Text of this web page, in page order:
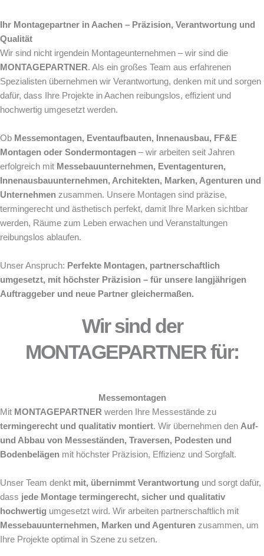
Ihr Montagepartner in Aachen – Präzision, Verantwortung und
Qualität
Wir sind nicht irgendein Montageunternehmen – wir sind die
MONTAGEPARTNER. Als ein großes Team aus erfahrenen
Spezialisten übernehmen wir Verantwortung, denken mit und sorgen
dafür, dass Ihre Projekte in Aachen reibungslos, effizient und
hochwertig umgesetzt werden.
Ob Messemontagen, Eventaufbauten, Innenausbau, FF&E
Montagen oder Sondermontagen – wir arbeiten seit Jahren
erfolgreich mit Messebauunternehmen, Eventagenturen,
Innenausbauunternehmen, Architekten, Marken, Agenturen und
Unternehmen zusammen. Unsere Montagen sind präzise,
termingerecht und ästhetisch perfekt, damit Ihre Marken sichtbar
werden, Räume zum Leben erwachen und Veranstaltungen
reibungslos ablaufen.
Unser Anspruch: Perfekte Montagen, partnerschaftlich
umgesetzt, mit höchster Präzision – für unsere langjährigen
Auftraggeber und neue Partner gleichermaßen.
Wir sind der
MONTAGEPARTNER für:
Messemontagen
Mit MONTAGEPARTNER werden Ihre Messestände zu
termingerecht und qualitativ montiert. Wir übernehmen den Auf-
und Abbau von Messeständen, Traversen, Podesten und
Bodenbelägen mit höchster Präzision, Effizienz und Sorgfalt.
Unser Team denkt mit, übernimmt Verantwortung und sorgt dafür,
dass jede Montage termingerecht, sicher und qualitativ
hochwertig umgesetzt wird. Wir arbeiten partnerschaftlich mit
Messebauunternehmen, Marken und Agenturen zusammen, um
Ihre Projekte optimal in Szene zu setzen.